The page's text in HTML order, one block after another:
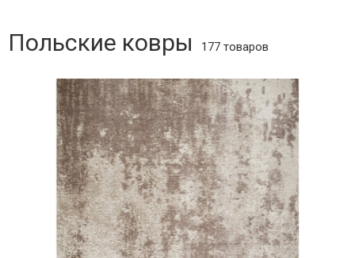
Польские ковры 177 товаров